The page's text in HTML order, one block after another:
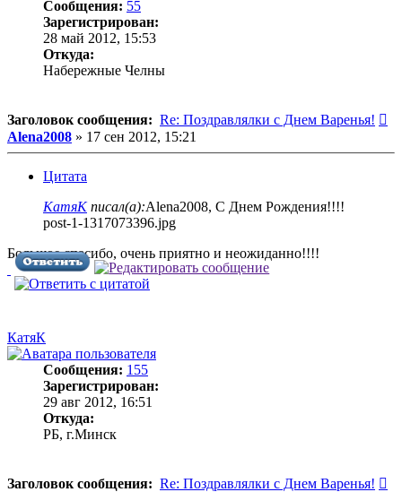
Сообщения: 55
Зарегистрирован:
28 май 2012, 15:53
Откуда:
Набережные Челны
Заголовок сообщения: Re: Поздравлялки с Днем Варенья!
Alena2008 » 17 сен 2012, 15:21
Цитата
КатяКписал(а):Alena2008, С Днем Рождения!!!!
post-1-1317073396.jpg
Большое спасибо, очень приятно и неожиданно!!!!
КатяК
Сообщения: 155
Зарегистрирован:
29 авг 2012, 16:51
Откуда:
РБ, г.Минск
Заголовок сообщения: Re: Поздравлялки с Днем Варенья!